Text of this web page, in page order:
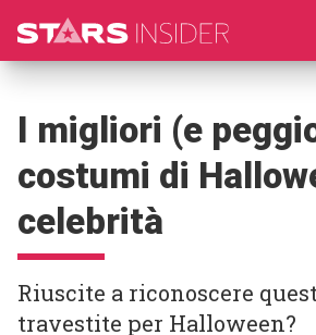
I migliori (e
costumi di
celebrità
Riuscite a riconoscere
travestite per Halloween?